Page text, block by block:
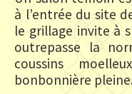
à l’entrée du site
le grillage invite à
outrepasse la
coussins
bonbonnière